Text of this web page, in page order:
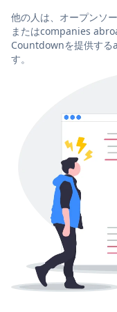
他の人は、オープンソ
またはcompanies
Countdownを提供す
す。